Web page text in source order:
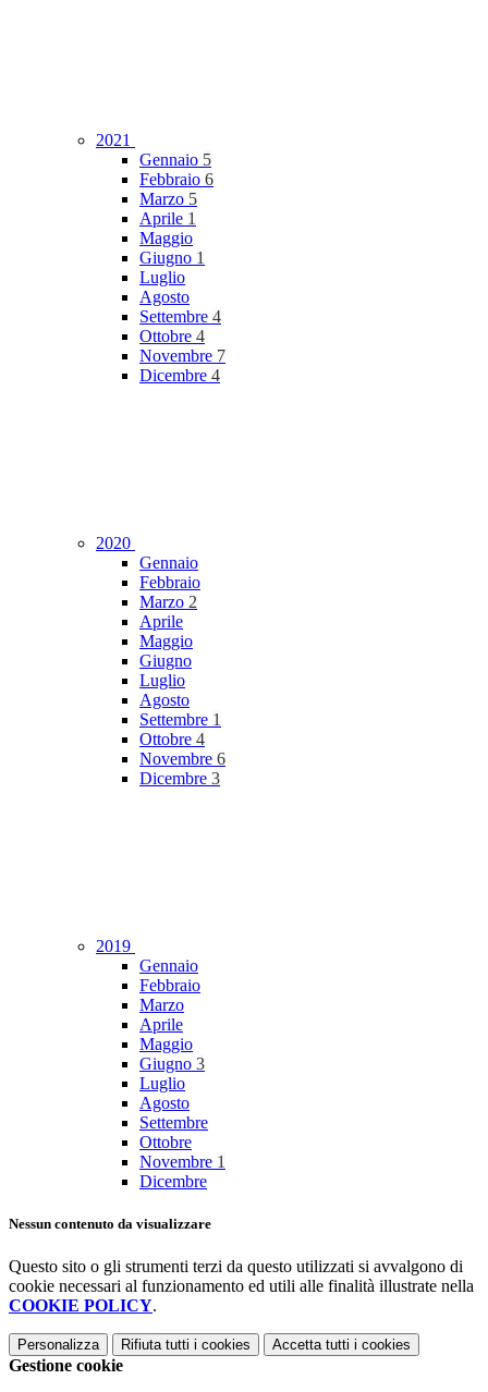
2021
Gennaio 5
Febbraio 6
Marzo 5
Aprile 1
Maggio
Giugno 1
Luglio
Agosto
Settembre 4
Ottobre 4
Novembre 7
Dicembre 4
2020
Gennaio
Febbraio
Marzo 2
Aprile
Maggio
Giugno
Luglio
Agosto
Settembre 1
Ottobre 4
Novembre 6
Dicembre 3
2019
Gennaio
Febbraio
Marzo
Aprile
Maggio
Giugno 3
Luglio
Agosto
Settembre
Ottobre
Novembre 1
Dicembre
Nessun contenuto da visualizzare
Questo sito o gli strumenti terzi da questo utilizzati si avvalgono di
cookie necessari al funzionamento ed utili alle finalità illustrate nella
COOKIE POLICY.
Personalizza Rifiuta tutti i cookies Accetta tutti i cookies
Gestione cookie